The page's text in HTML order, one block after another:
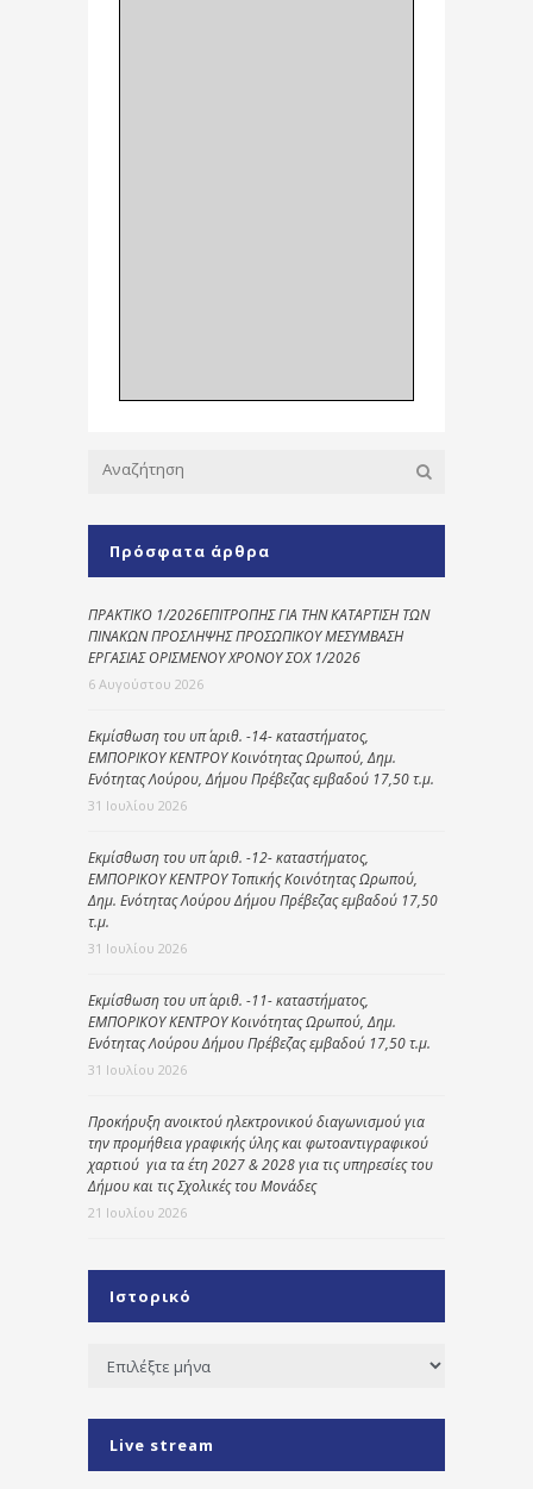
Πρόσφατα άρθρα
ΠΡΑΚΤΙΚΟ 1/2026ΕΠΙΤΡΟΠΗΣ ΓΙΑ ΤΗΝ ΚΑΤΑΡΤΙΣΗ ΤΩΝ
ΠΙΝΑΚΩΝ ΠΡΟΣΛΗΨΗΣ ΠΡΟΣΩΠΙΚΟΥ ΜΕΣΥΜΒΑΣΗ
ΕΡΓΑΣΙΑΣ ΟΡΙΣΜΕΝΟΥ ΧΡΟΝΟΥ ΣΟΧ 1/2026
6 Αυγούστου 2026
Εκμίσθωση του υπ΄ αριθ. -14- καταστήματος,
ΕΜΠΟΡΙΚΟΥ ΚΕΝΤΡΟΥ Κοινότητας Ωρωπού, Δημ.
Ενότητας Λούρου, Δήμου Πρέβεζας εμβαδού 17,50 τ.μ.
31 Ιουλίου 2026
Εκμίσθωση του υπ΄ αριθ. -12- καταστήματος,
ΕΜΠΟΡΙΚΟΥ ΚΕΝΤΡΟΥ Τοπικής Κοινότητας Ωρωπού,
Δημ. Ενότητας Λούρου Δήμου Πρέβεζας εμβαδού 17,50
τ.μ.
31 Ιουλίου 2026
Εκμίσθωση του υπ΄ αριθ. -11- καταστήματος,
ΕΜΠΟΡΙΚΟΥ ΚΕΝΤΡΟΥ Κοινότητας Ωρωπού, Δημ.
Ενότητας Λούρου Δήμου Πρέβεζας εμβαδού 17,50 τ.μ.
31 Ιουλίου 2026
Προκήρυξη ανοικτού ηλεκτρονικού διαγωνισμού για
την προμήθεια γραφικής ύλης και φωτοαντιγραφικού
χαρτιού για τα έτη 2027 & 2028 για τις υπηρεσίες του
Δήμου και τις Σχολικές του Μονάδες
21 Ιουλίου 2026
Ιστορικό
Ιστορικό
Live stream